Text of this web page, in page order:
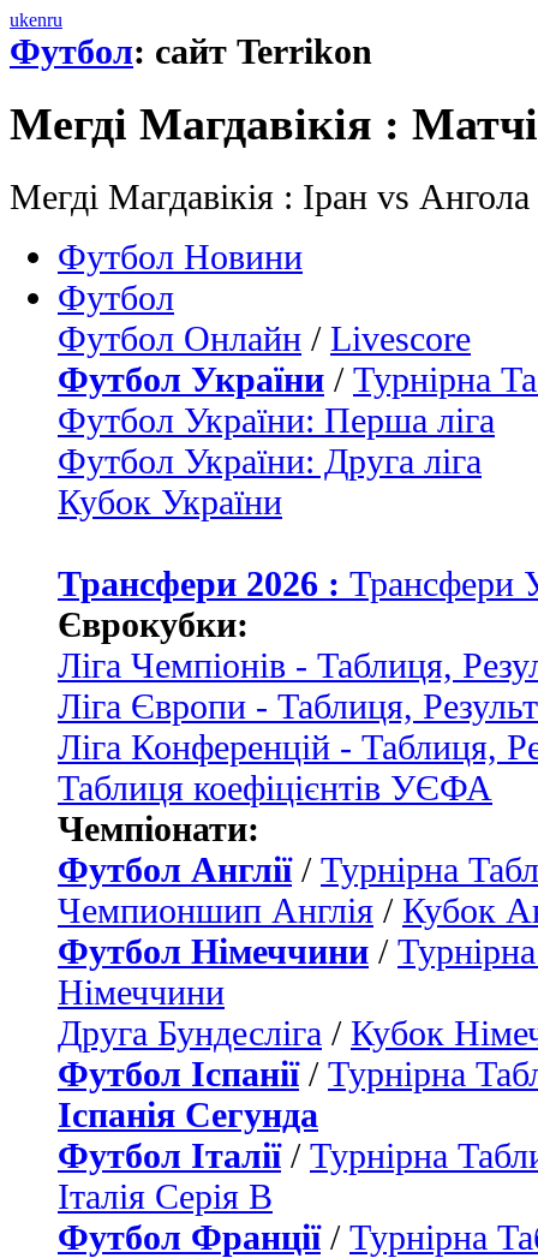
ukenru
Футбол: сайт Terrikon
Мегді Магдавікія : Матчi
Мегді Магдавікія : Іран vs
Футбол Новини
Футбол
Футбол Онлайн / Livescore
Футбол України / Турнірна
Футбол України: Перша ліга
Футбол України: Друга ліга
Кубок України
Трансфери 2026 : Трансфери
Єврокубки:
Ліга Чемпіонів - Таблиця,
Ліга Європи - Таблиця,
Ліга Конференцій - Таблиця,
Таблиця коефіцієнтів УЄФА
Чемпіонати:
Футбол Англії/ Турнірна
Чемпионшип Англія / Кубок
Футбол Німеччини /
Німеччини
Друга Бундесліга / Кубок
Футбол Іспанії/ Турнірна
Іспанія Сегунда
Футбол Італії/ Турнірна
Італія Серія B
Футбол Франції/ Турнірна